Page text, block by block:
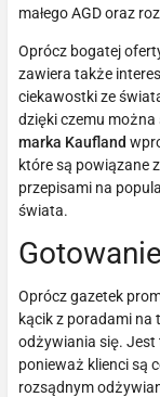
małego AGD oraz
Oprócz bogatej
zawiera także
ciekawostki ze
dzięki czemu
marka Kaufland
które są powiązane
przepisami na
świata.
Oprócz gazetek
kącik z poradami
odżywiania się. Jest
ponieważ klienci są
rozsądnym